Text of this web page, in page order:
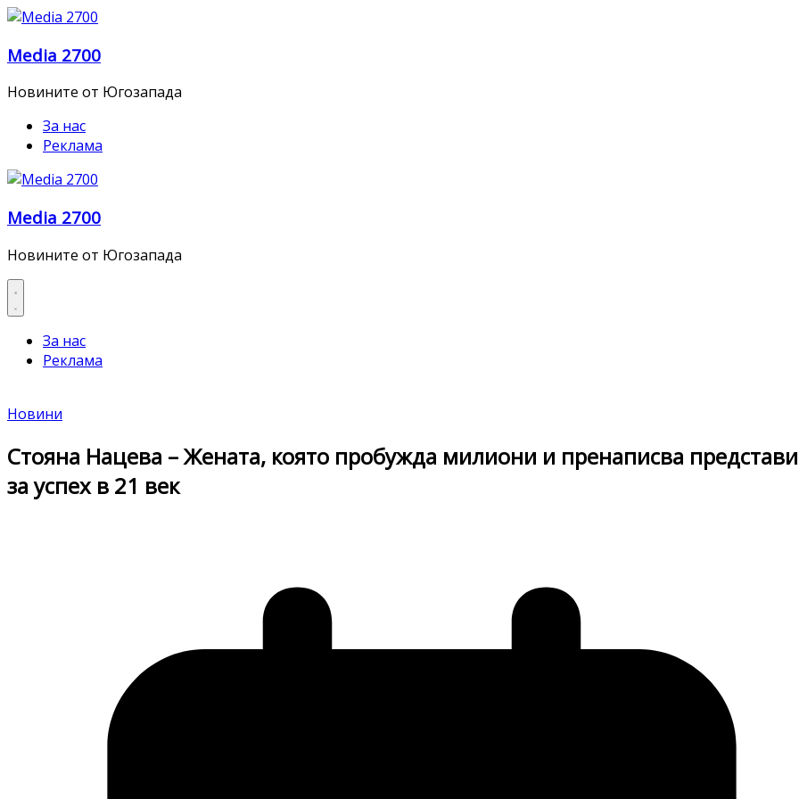
Skip
content
Media 2700
Новините от Югозапада
За нас
Реклама
Media 2700
Новините от Югозапада
За нас
Реклама
Новини
Стояна Нацева – Жената, която пробужда милиони и пренаписва
за успех в 21 век